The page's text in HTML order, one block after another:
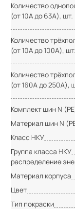
Количество
(от 10А до 63А), шт.
Количество
(от 10А до 100А), шт.
Количество
(от 160А до 250А),
Комплект шин N
Материал шин N
Класс НКУ
Группа класса НКУ
распределение
Материал корпуса
Цвет
Тип покраски